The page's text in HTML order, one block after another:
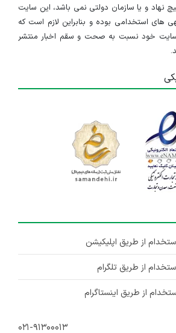
نهاد و یا سازمان دولتی نمی باشد، این سایت
های استخدامی بوده و بنابراین لازم است که
سایت خود نسبت به صحت و سقم اخبار منتشر
از طریق اپلیکیشن
از طریق تلگرام
از طریق اینستاگرام
۰۲۱-۹۱۳۰۰۰۱۳